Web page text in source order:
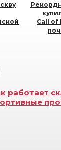
Call of
работает